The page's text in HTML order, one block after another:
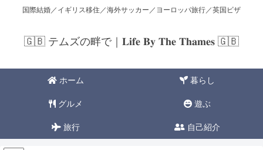
国際結婚／イギリス移住／海外サッカー／ヨーロッパ旅行／英国ビザ
🇬🇧 テムズの畔で｜𝐋𝐢𝐟𝐞 𝐁𝐲 𝐓𝐡𝐞 𝐓𝐡𝐚𝐦𝐞𝐬 🇬🇧
ホーム 暮らし
グルメ 遊ぶ
旅行 自己紹介